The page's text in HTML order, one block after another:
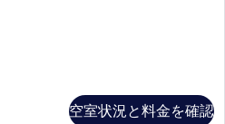
空室状況と料金を確認